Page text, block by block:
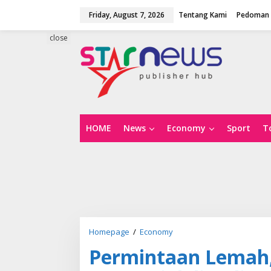
Friday, August 7, 2026 Tentang Kami Pedoman
HOME News Economy Sport
close
Homepage / Economy
r
m
Permintaan